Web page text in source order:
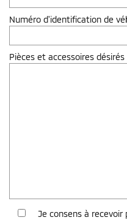
Numéro d'identification de
Pièces et accessoires désirés
Je consens à recevoir